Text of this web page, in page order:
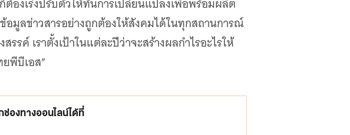
มูลข่าวสารอย่างถูกต้องให้สังคมได้ในทุกสถานการณ์
รค์ เราตั้งเป้าในแต่ละปีว่าจะสร้างผลกำไรอะไรให้
พีบีเอส”
องทางออนไลน์ได้ที่